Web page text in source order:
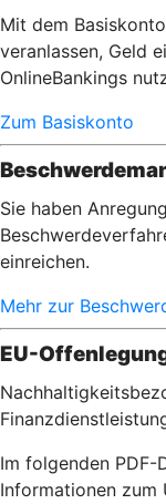
Mit dem
veranlassen, Geld
OnlineBankings
Zum Basiskonto
Sie haben
einreichen.
Mehr zur
EU-
Im folgenden
Informationen zum